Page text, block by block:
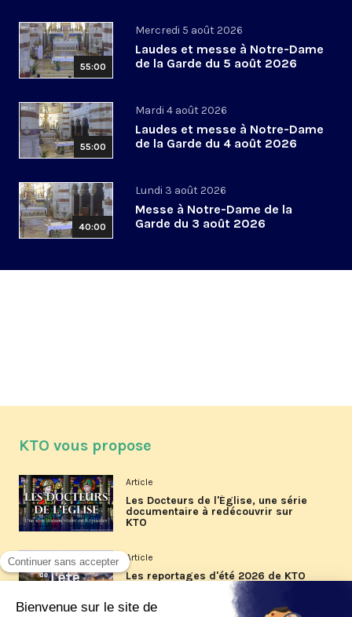
55:00
Mercredi 5 août 2026
Laudes et messe à Notre-Dame
de la Garde du 5 août 2026
55:00
Mardi 4 août 2026
Laudes et messe à Notre-Dame
de la Garde du 4 août 2026
40:00
Lundi 3 août 2026
Messe à Notre-Dame de la
Garde du 3 août 2026
KTO vous propose
Article
Les Docteurs de l'Église, une série
documentaire à redécouvrir sur
KTO
Article
Les reportages d'été 2026 de KTO